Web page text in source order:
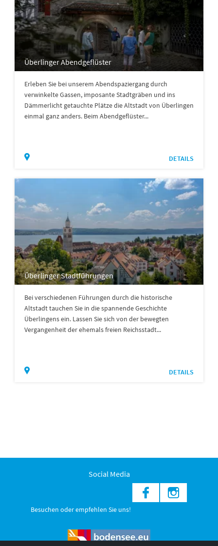
Überlinger Abendgeflüster
Erleben Sie bei unserem Abendspaziergang durch
verwinkelte Gassen, imposante Stadtgräben und ins
Dämmerlicht getauchte Plätze die Altstadt von Überlingen
einmal ganz anders. Beim Abendgeflüster...
DETAILS
Überlinger Stadtführungen
Bei verschiedenen Führungen durch die historische
Altstadt tauchen Sie in die spannende Geschichte
Überlingens ein. Lassen Sie sich von der bewegten
Vergangenheit der ehemals freien Reichsstadt...
DETAILS
Social Media
Besuchen oder empfehlen Sie uns!